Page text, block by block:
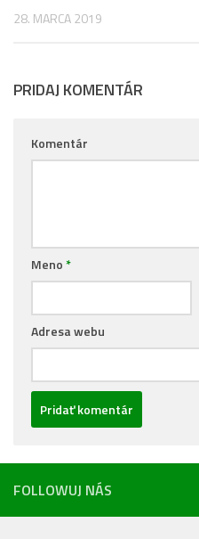
28. MARCA 2019
PRIDAJ KOMENTÁR
Komentár
Meno*
Adresa webu
FOLLOWUJ NÁS